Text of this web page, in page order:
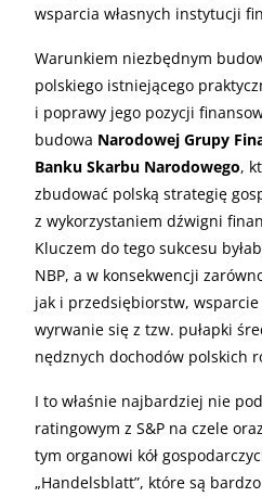
wsparcia własnych instytucji
Warunkiem niezbędnym
polskiego istniejącego
i poprawy jego pozycji
budowa Narodowej Grupy
Banku Skarbu Narodowego,
zbudować polską strategię
z wykorzystaniem dźwigni
Kluczem do tego sukcesu
NBP, a w konsekwencji
jak i przedsiębiorstw,
wyrwanie się z tzw. pułapki
nędznych dochodów polskich
I to właśnie najbardziej nie
ratingowym z S&P na czele
tym organowi kół
„Handelsblatt”, które są